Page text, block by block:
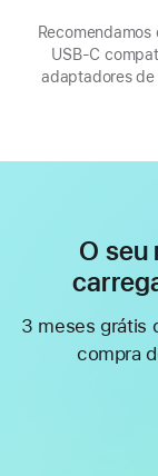
USB‑C
adaptadores
O seu
3 meses grátis
compra